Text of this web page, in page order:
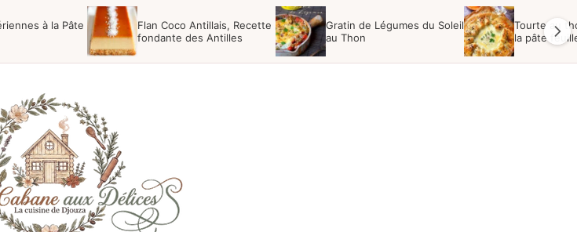
à la Pâte
Flan Coco Antillais, Recette
fondante des Antilles
Gratin de Légumes du Soleil
au Thon
Tourte au
la pâte